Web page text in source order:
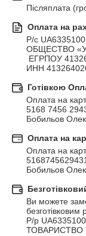
Післяплата
Оплата на
Р/с
ОБЩЕСТВО
ИНН
Готівкою
Оплата на
5168 7456
Бобильов
Оплата на
Оплата на
Бобильов
Ви можете
Р/р
ТОВАРИСТВО